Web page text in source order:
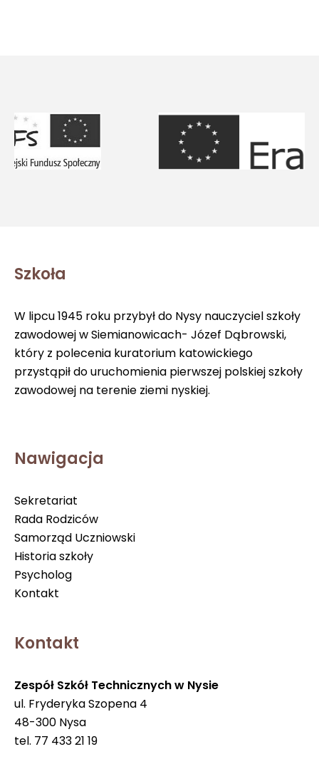
Szkoła
W lipcu 1945 roku przybył do Nysy nauczyciel szkoły
zawodowej w Siemianowicach- Józef Dąbrowski,
który z polecenia kuratorium katowickiego
przystąpił do uruchomienia pierwszej polskiej szkoły
zawodowej na terenie ziemi nyskiej.
Nawigacja
Sekretariat
Rada Rodziców
Samorząd Uczniowski
Historia szkoły
Psycholog
Kontakt
Kontakt
Zespół Szkół Technicznych w Nysie
ul. Fryderyka Szopena 4
48-300 Nysa
tel. 77 433 21 19